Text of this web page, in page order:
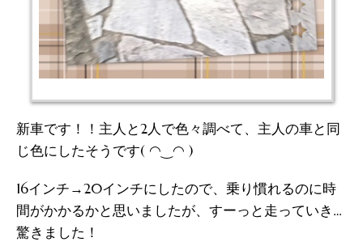
新車です！！主人と2人で色々調べて、主人の車と同
じ色にしたそうです( ◠‿◠ )
16インチ→20インチにしたので、乗り慣れるのに時
間がかかるかと思いましたが、すーっと走っていき…
驚きました！